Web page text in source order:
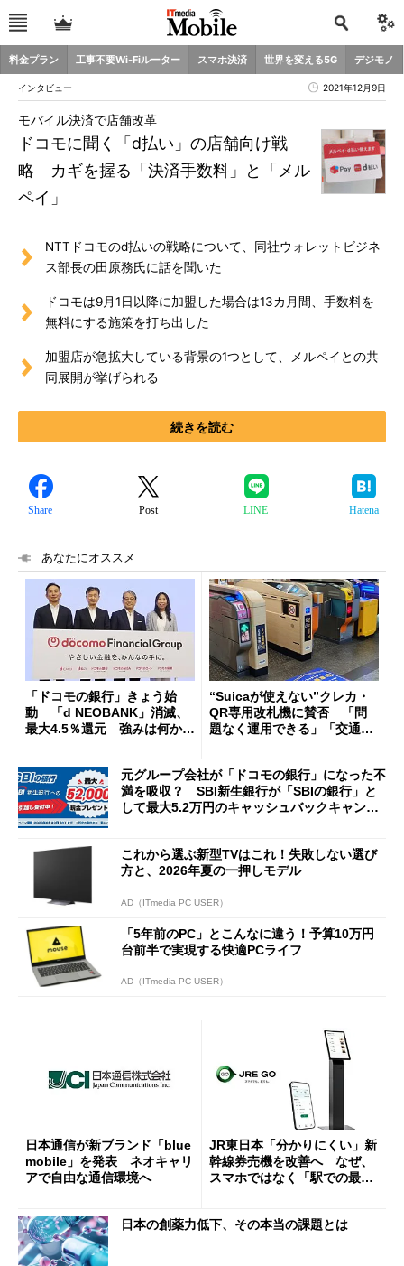
料金プラン 工事不要Wi-Fiルーター スマホ決済 世界を変える5G デジモノ
インタビュー 2021年12月9日
ドコモに聞く「d払い」の店舗向け戦
略 カギを握る「決済手数料」と「メル
ペイ」
モバイル決済で店舗改革
NTTドコモのd払いの戦略について、同社ウォレットビジネ
ス部長の田原務氏に話を聞いた
ドコモは9月1日以降に加盟した場合は13カ月間、手数料を
無料にする施策を打ち出した
加盟店が急拡大している背景の1つとして、メルペイとの共
同展開が挙げられる
続きを読む
Share Post LINE Hatena
あなたにオススメ
「ドコモの銀行」きょう始
動 「d NEOBANK」消滅、
最大4.5％還元 強みは何か解
“Suicaが使えない”クレカ・
QR専用改札機に賛否 「問
題なく運用できる」「交通系I
元グループ会社が「ドコモの銀行」になった不
満を吸収？ SBI新生銀行が「SBIの銀行」と
して最大5.2万円のキャッシュバックキャンペ
これから選ぶ新型TVはこれ！失敗しない選び
方と、2026年夏の一押しモデル
AD（ITmedia PC USER）
「5年前のPC」とこんなに違う！予算10万円
台前半で実現する快適PCライフ
AD（ITmedia PC USER）
日本通信が新ブランド「blue
mobile」を発表 ネオキャリ
アで自由な通信環境へ
JR東日本「分かりにくい」新
幹線券売機を改善へ なぜ、
スマホではなく「駅での最短
日本の創薬力低下、その本当の課題とは